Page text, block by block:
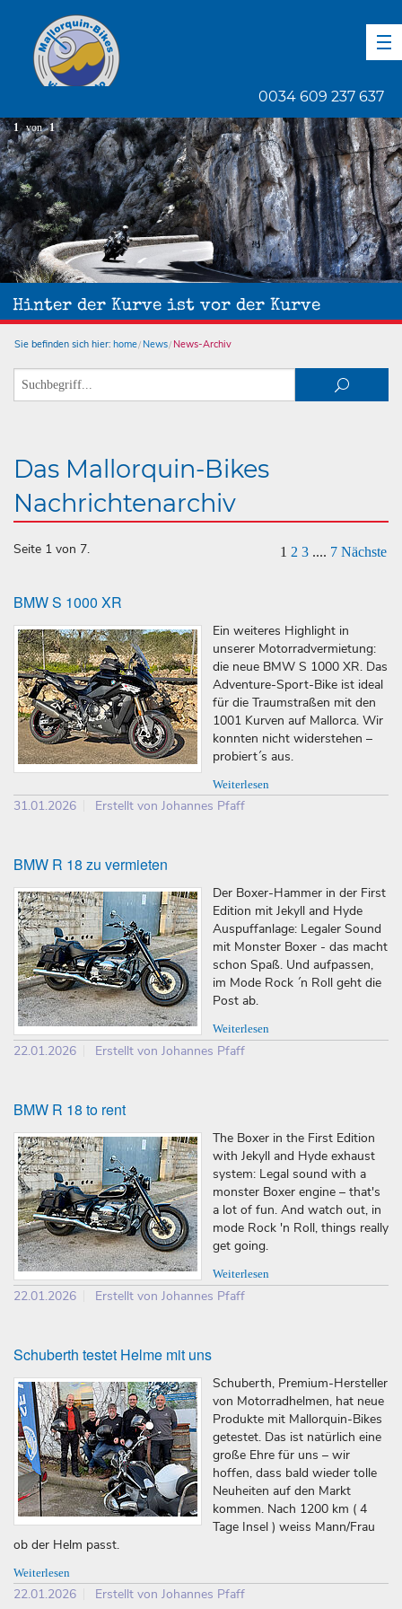
0034 609 237 637
Hinter der Kurve ist vor der Kurve
1 von 1
Sie befinden sich hier: home News News-Archiv
Das Mallorquin-Bikes
Nachrichtenarchiv
Seite 1 von 7. 1 2 3 .... 7 Nächste
BMW S 1000 XR
Ein weiteres Highlight in
unserer Motorradvermietung:
die neue BMW S 1000 XR. Das
Adventure-Sport-Bike ist ideal
für die Traumstraßen mit den
1001 Kurven auf Mallorca. Wir
konnten nicht widerstehen –
probiert´s aus.
Weiterlesen
31.01.2026 Erstellt von Johannes Pfaff
BMW R 18 zu vermieten
Der Boxer-Hammer in der First
Edition mit Jekyll and Hyde
Auspuffanlage: Legaler Sound
mit Monster Boxer - das macht
schon Spaß. Und aufpassen,
im Mode Rock ´n Roll geht die
Post ab.
Weiterlesen
22.01.2026 Erstellt von Johannes Pfaff
BMW R 18 to rent
The Boxer in the First Edition
with Jekyll and Hyde exhaust
system: Legal sound with a
monster Boxer engine – that's
a lot of fun. And watch out, in
mode Rock 'n Roll, things really
get going.
Weiterlesen
22.01.2026 Erstellt von Johannes Pfaff
Schuberth testet Helme mit uns
Schuberth, Premium-Hersteller
von Motorradhelmen, hat neue
Produkte mit Mallorquin-Bikes
getestet. Das ist natürlich eine
große Ehre für uns – wir
hoffen, dass bald wieder tolle
Neuheiten auf den Markt
kommen. Nach 1200 km ( 4
Tage Insel ) weiss Mann/Frau
ob der Helm passt.
Weiterlesen
22.01.2026 Erstellt von Johannes Pfaff